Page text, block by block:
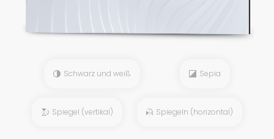
Schwarz und weiß Sepia
Spiegel (vertikal) Spiegeln (horizontal)